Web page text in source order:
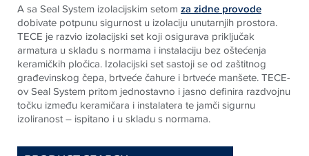
A sa Seal System izolacijskim setom za zidne provode
dobivate potpunu sigurnost u izolaciju unutarnjih prostora.
TECE je razvio izolacijski set koji osigurava priključak
armatura u skladu s normama i instalaciju bez oštećenja
keramičkih pločica. Izolacijski set sastoji se od zaštitnog
građevinskog čepa, brtveće čahure i brtveće manšete.TECE-
ov Seal System pritom jednostavno i jasno definira razdvojnu
točku između keramičara i instalatera te jamči sigurnu
izoliranost – ispitano i u skladu s normama.